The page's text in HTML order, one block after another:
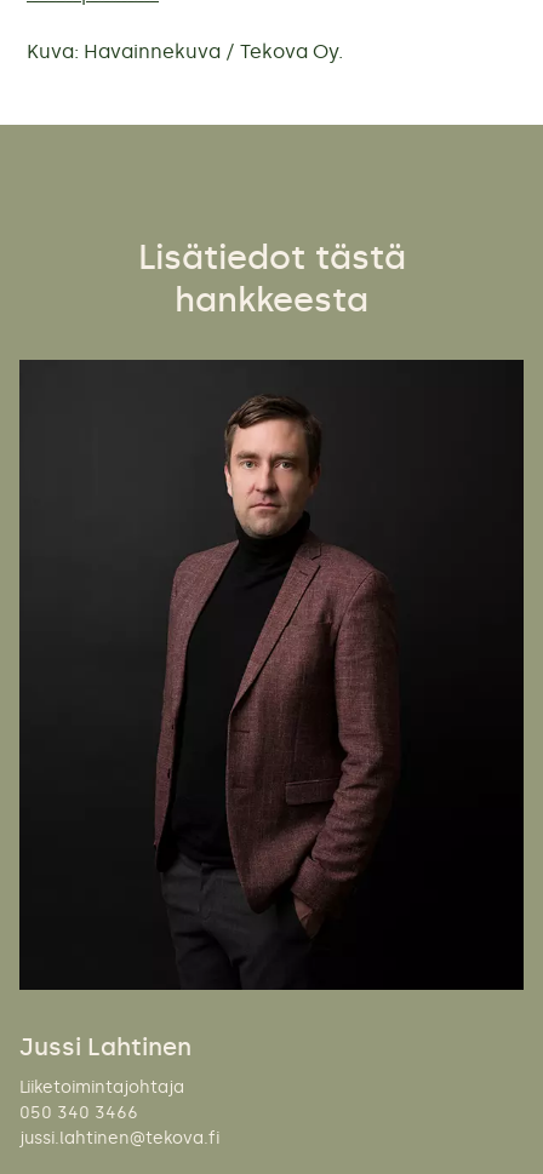
Kuva: Havainnekuva / Tekova Oy.
Lisätiedot tästä
hankkeesta
Jussi Lahtinen
Liiketoimintajohtaja
050 340 3466
jussi.lahtinen@tekova.fi